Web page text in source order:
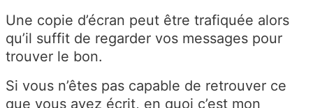
Une copie d’écran peut être trafiquée alors
qu’il suffit de regarder vos messages pour
trouver le bon.
Si vous n’êtes pas capable de retrouver ce
que vous avez écrit, en quoi c’est mon